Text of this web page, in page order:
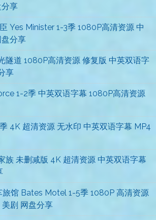
享
Yes Minister 1-3季 1080P高清资源 中
分享
隧道 1080P高清资源 修复版 中英双语字
享
1-2季 中英双语字幕 1080P高清资源
4K 超清资源 无水印 中英双语字幕 MP4
族 未删减版 4K 超清资源 中英双语字幕
馆 Bates Motel 1-5季 1080P 高清资源
剧 网盘分享